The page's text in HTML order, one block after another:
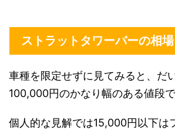
ストラットタワーバーの相場
車種を限定せずに見てみると、だ
100,000円のかなり幅のある値段で
個人的な見解では15,000円以下は